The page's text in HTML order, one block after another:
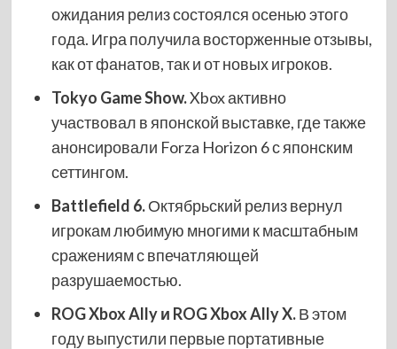
ожидания релиз состоялся осенью этого
года. Игра получила восторженные отзывы,
как от фанатов, так и от новых игроков.
Tokyo Game Show.Xbox активно
участвовал в японской выставке, где также
анонсировали Forza Horizon 6 с японским
сеттингом.
Battlefield 6.Октябрьский релиз вернул
игрокам любимую многими к масштабным
сражениям с впечатляющей
разрушаемостью.
ROG Xbox Ally и ROG Xbox Ally X.В этом
году выпустили первые портативные